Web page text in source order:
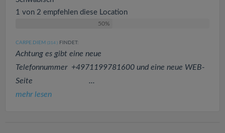
1 von 2 empfehlen diese Location
50%
CARPE.DIEM (314 ) FINDET:
Achtung es gibt eine neue
Telefonnummer +4971199781600 und eine neue WEB-
Seite ...
mehr lesen